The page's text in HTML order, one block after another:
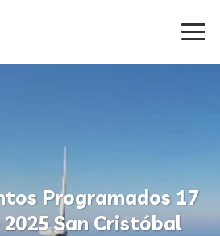
Programados 17
San Cristóbal